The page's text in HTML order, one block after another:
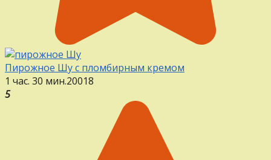
Пирожное Шу с пломбирным кремом
1 час. 30 мин.20018
5